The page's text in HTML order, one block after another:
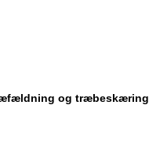
og træbeskæring